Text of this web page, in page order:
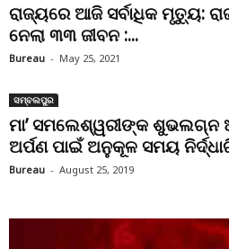
ରାଜ୍ୟରେ ଆଜି ସର୍ବାଧିକ ମୃତ୍ୟୁ:
ନେଲା ୩୩ ଜୀବନ :...
Bureau - May 25, 2021
ସମ୍ବଲପୁର
ମା’ ସମଲେଶ୍ୱରୀଙ୍କ ଶୁଭଲଗ୍ନ
ଅର୍ପଣ ପାଇଁ ଅନୁକୂଳ ସମୟ
Bureau - August 25, 2019